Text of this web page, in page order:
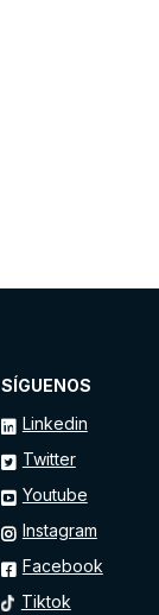
SÍGUENOS
Linkedin
Twitter
Youtube
Instagram
Facebook
Tiktok